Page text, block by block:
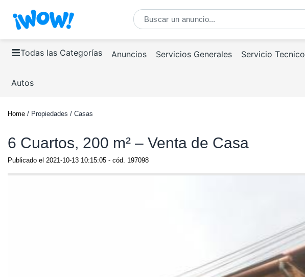
Todas las Categorías Anuncios Servicios Generales Servicio Tecnico
Autos
Home / Propiedades / Casas
6 Cuartos, 200 m² – Venta de Casa
Publicado el 2021-10-13 10:15:05 - cód. 197098